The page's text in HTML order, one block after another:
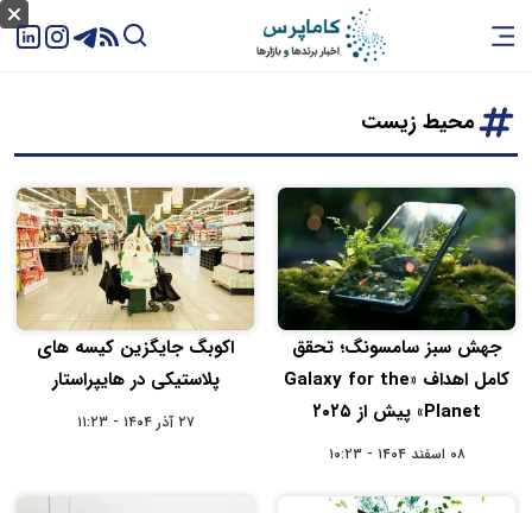
محیط زیست
جهش سبز سامسونگ؛ تحقق
کامل اهداف «Galaxy for the
Planet» پیش از ۲۰۲۵
۰۸ اسفند ۱۴۰۴ - ۱۰:۲۳
اکوبگ جایگزین کیسه‌ های
پلاستیکی در هایپراستار
۲۷ آذر ۱۴۰۴ - ۱۱:۲۳